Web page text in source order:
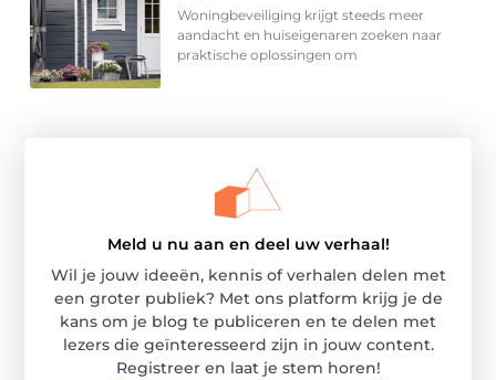
Woningbeveiliging krijgt steeds meer
aandacht en huiseigenaren zoeken naar
praktische oplossingen om
Meld u nu aan en deel uw verhaal!
Wil je jouw ideeën, kennis of verhalen delen met
een groter publiek? Met ons platform krijg je de
kans om je blog te publiceren en te delen met
lezers die geïnteresseerd zijn in jouw content.
Registreer en laat je stem horen!